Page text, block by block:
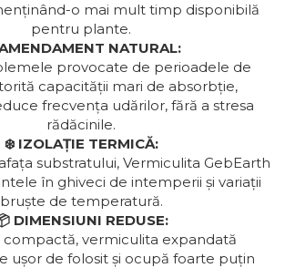
o mai mult timp disponibilă
pentru plante.
NATURAL:
provocate de perioadele de
capacității mari de absorbție,
frecvența udărilor, fără a stresa
rădăcinile.
❄️ IZOLAȚIE TERMICĂ:
substratului, Vermiculita GebEarth
în ghiveci de intemperii și variații
bruște de temperatură.
DIMENSIUNI REDUSE:
compactă, vermiculita expandată
ușor de folosit și ocupă foarte puțin